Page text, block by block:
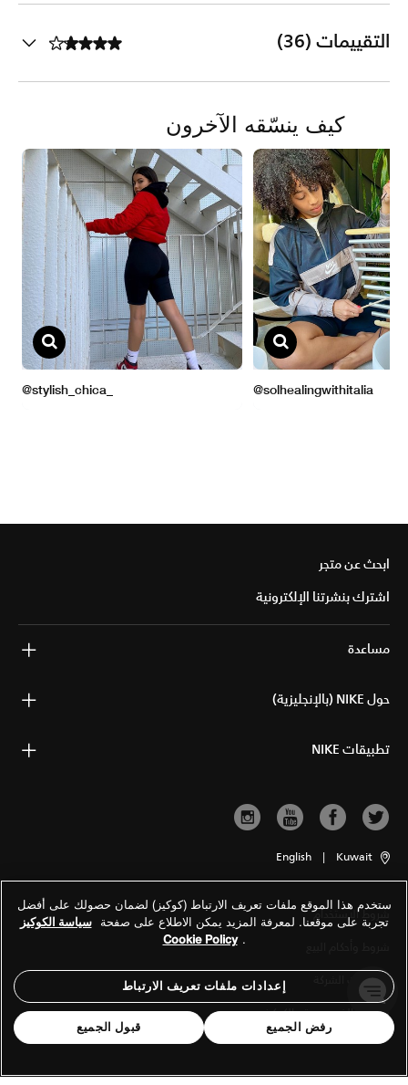
التقييمات (36)
ابحث عن متجر
اشترك بنشرتنا الإلكترونية
مساعدة
حول NIKE (بالإنجليزية)
تطبيقات NIKE
Kuwait
|
English
شروط الاستخدام
معلومات الشركة
سياسة الخصوصية والكوكيز
ستخدم هذا الموقع ملفات تعريف الارتباط (كوكيز) لضمان حصولك على أفضل
تجربة على موقعنا. لمعرفة المزيد يمكن الاطلاع على صفحة سياسة الكوكيز
.
Cookie Policy
إعدادات ملفات تعريف الارتباط
رفض الجميع قبول الجميع